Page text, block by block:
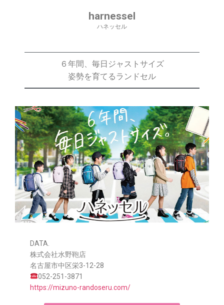
harnessel
ハネッセル
６年間、毎日ジャストサイズ
姿勢を育てるランドセル
DATA.
株式会社水野鞄店
名古屋市中区栄3-12-28
052-251-3871
https://mizuno-randoseru.com/